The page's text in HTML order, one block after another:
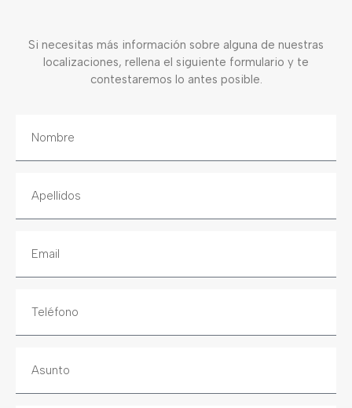
Si necesitas más información sobre alguna de nuestras
localizaciones, rellena el siguiente formulario y te
contestaremos lo antes posible.